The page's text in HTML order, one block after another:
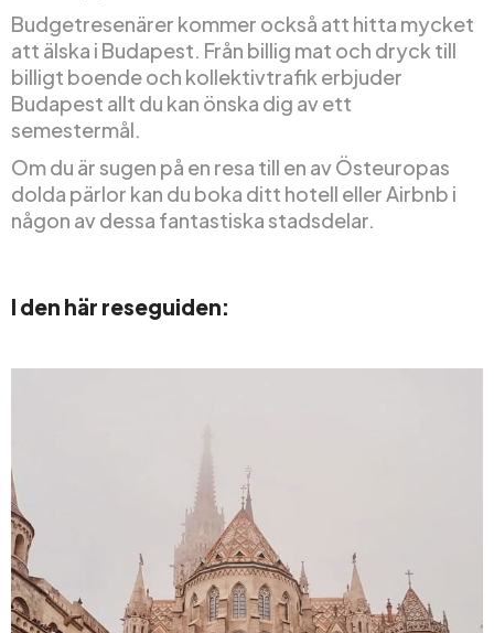
Budgetresenärer kommer också att hitta mycket
att älska i Budapest. Från billig mat och dryck till
billigt boende och kollektivtrafik erbjuder
Budapest allt du kan önska dig av ett
semestermål.
Om du är sugen på en resa till en av Östeuropas
dolda pärlor kan du boka ditt hotell eller Airbnb i
någon av dessa fantastiska stadsdelar.
I den här reseguiden: